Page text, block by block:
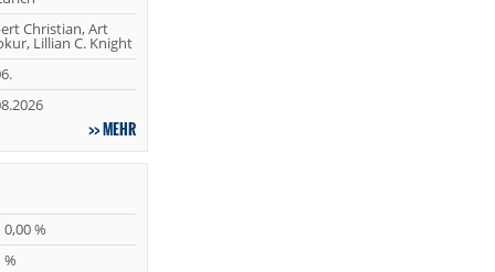
Christian, Art
Lillian C. Knight
MEHR
0,00 %
%